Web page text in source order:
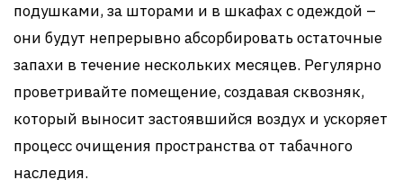
подушками, за шторами и в шкафах с одеждой –
они будут непрерывно абсорбировать остаточные
запахи в течение нескольких месяцев. Регулярно
проветривайте помещение, создавая сквозняк,
который выносит застоявшийся воздух и ускоряет
процесс очищения пространства от табачного
наследия.